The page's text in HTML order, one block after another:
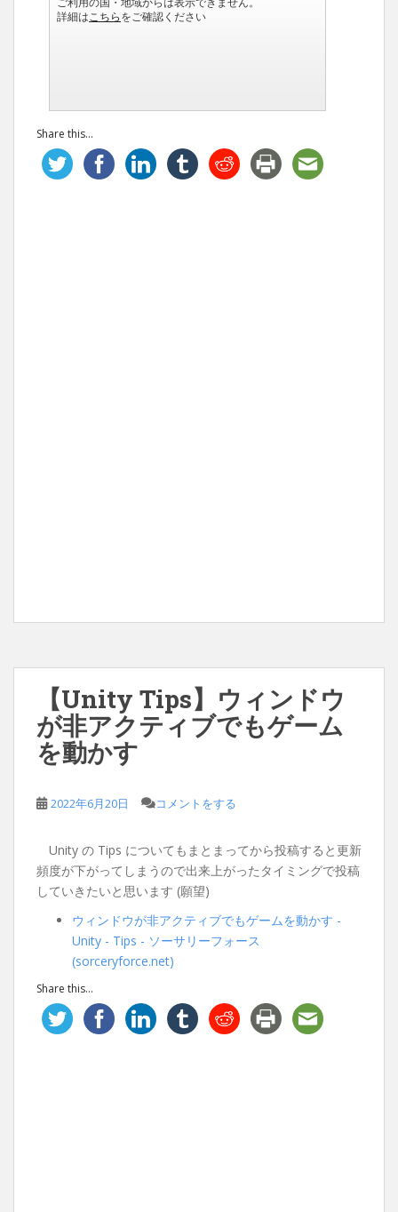
Share this...
【Unity Tips】ウィンドウ
が非アクティブでもゲーム
を動かす
2022年6月20日 コメントをする
Unity の Tips についてもまとまってから投稿すると更新
頻度が下がってしまうので出来上がったタイミングで投稿
していきたいと思います (願望)
ウィンドウが非アクティブでもゲームを動かす -
Unity - Tips - ソーサリーフォース
(sorceryforce.net)
Share this...